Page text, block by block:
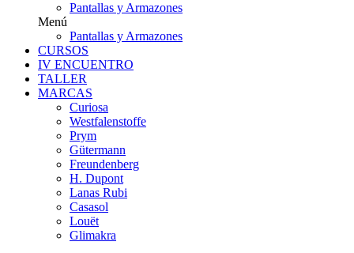
Pantallas y Armazones
Menú
Pantallas y Armazones
CURSOS
IV ENCUENTRO
TALLER
MARCAS
Curiosa
Westfalenstoffe
Prym
Gütermann
Freundenberg
H. Dupont
Lanas Rubi
Casasol
Louët
Glimakra